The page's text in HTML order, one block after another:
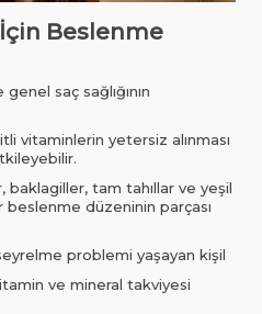
Beslenme
saç sağlığının
vitaminlerin yetersiz alınması
baklagiller, tam tahıllar ve yeşil
düzeninin parçası
problemi yaşayan kişil
ve mineral takviyesi